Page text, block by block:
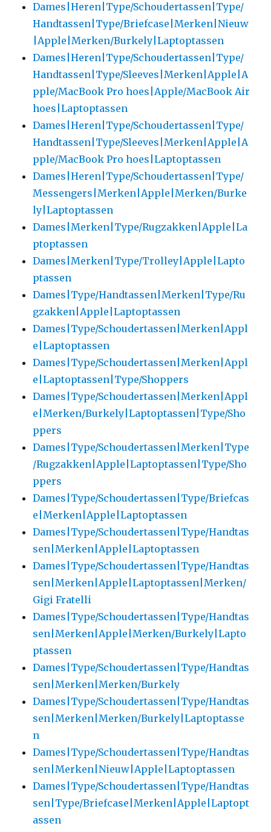
Dames|Heren|Type/Schoudertassen|Type/
Handtassen|Type/Briefcase|Merken|Nieuw
|Apple|Merken/Burkely|Laptoptassen
Dames|Heren|Type/Schoudertassen|Type/
Handtassen|Type/Sleeves|Merken|Apple|A
pple/MacBook Pro hoes|Apple/MacBook Air
hoes|Laptoptassen
Dames|Heren|Type/Schoudertassen|Type/
Handtassen|Type/Sleeves|Merken|Apple|A
pple/MacBook Pro hoes|Laptoptassen
Dames|Heren|Type/Schoudertassen|Type/
Messengers|Merken|Apple|Merken/Burke
ly|Laptoptassen
Dames|Merken|Type/Rugzakken|Apple|La
ptoptassen
Dames|Merken|Type/Trolley|Apple|Lapto
ptassen
Dames|Type/Handtassen|Merken|Type/Ru
gzakken|Apple|Laptoptassen
Dames|Type/Schoudertassen|Merken|Appl
e|Laptoptassen
Dames|Type/Schoudertassen|Merken|Appl
e|Laptoptassen|Type/Shoppers
Dames|Type/Schoudertassen|Merken|Appl
e|Merken/Burkely|Laptoptassen|Type/Sho
ppers
Dames|Type/Schoudertassen|Merken|Type
/Rugzakken|Apple|Laptoptassen|Type/Sho
ppers
Dames|Type/Schoudertassen|Type/Briefcas
e|Merken|Apple|Laptoptassen
Dames|Type/Schoudertassen|Type/Handtas
sen|Merken|Apple|Laptoptassen
Dames|Type/Schoudertassen|Type/Handtas
sen|Merken|Apple|Laptoptassen|Merken/
Gigi Fratelli
Dames|Type/Schoudertassen|Type/Handtas
sen|Merken|Apple|Merken/Burkely|Lapto
ptassen
Dames|Type/Schoudertassen|Type/Handtas
sen|Merken|Merken/Burkely
Dames|Type/Schoudertassen|Type/Handtas
sen|Merken|Merken/Burkely|Laptoptasse
n
Dames|Type/Schoudertassen|Type/Handtas
sen|Merken|Nieuw|Apple|Laptoptassen
Dames|Type/Schoudertassen|Type/Handtas
sen|Type/Briefcase|Merken|Apple|Laptopt
assen